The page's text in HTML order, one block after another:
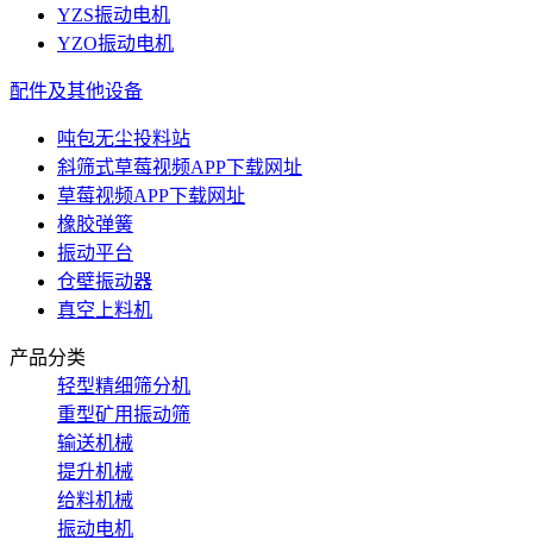
YZS振动电机
YZO振动电机
配件及其他设备
吨包无尘投料站
斜筛式草莓视频APP下载网址
草莓视频APP下载网址
橡胶弹簧
振动平台
仓壁振动器
真空上料机
产品分类
轻型精细筛分机
重型矿用振动筛
输送机械
提升机械
给料机械
振动电机